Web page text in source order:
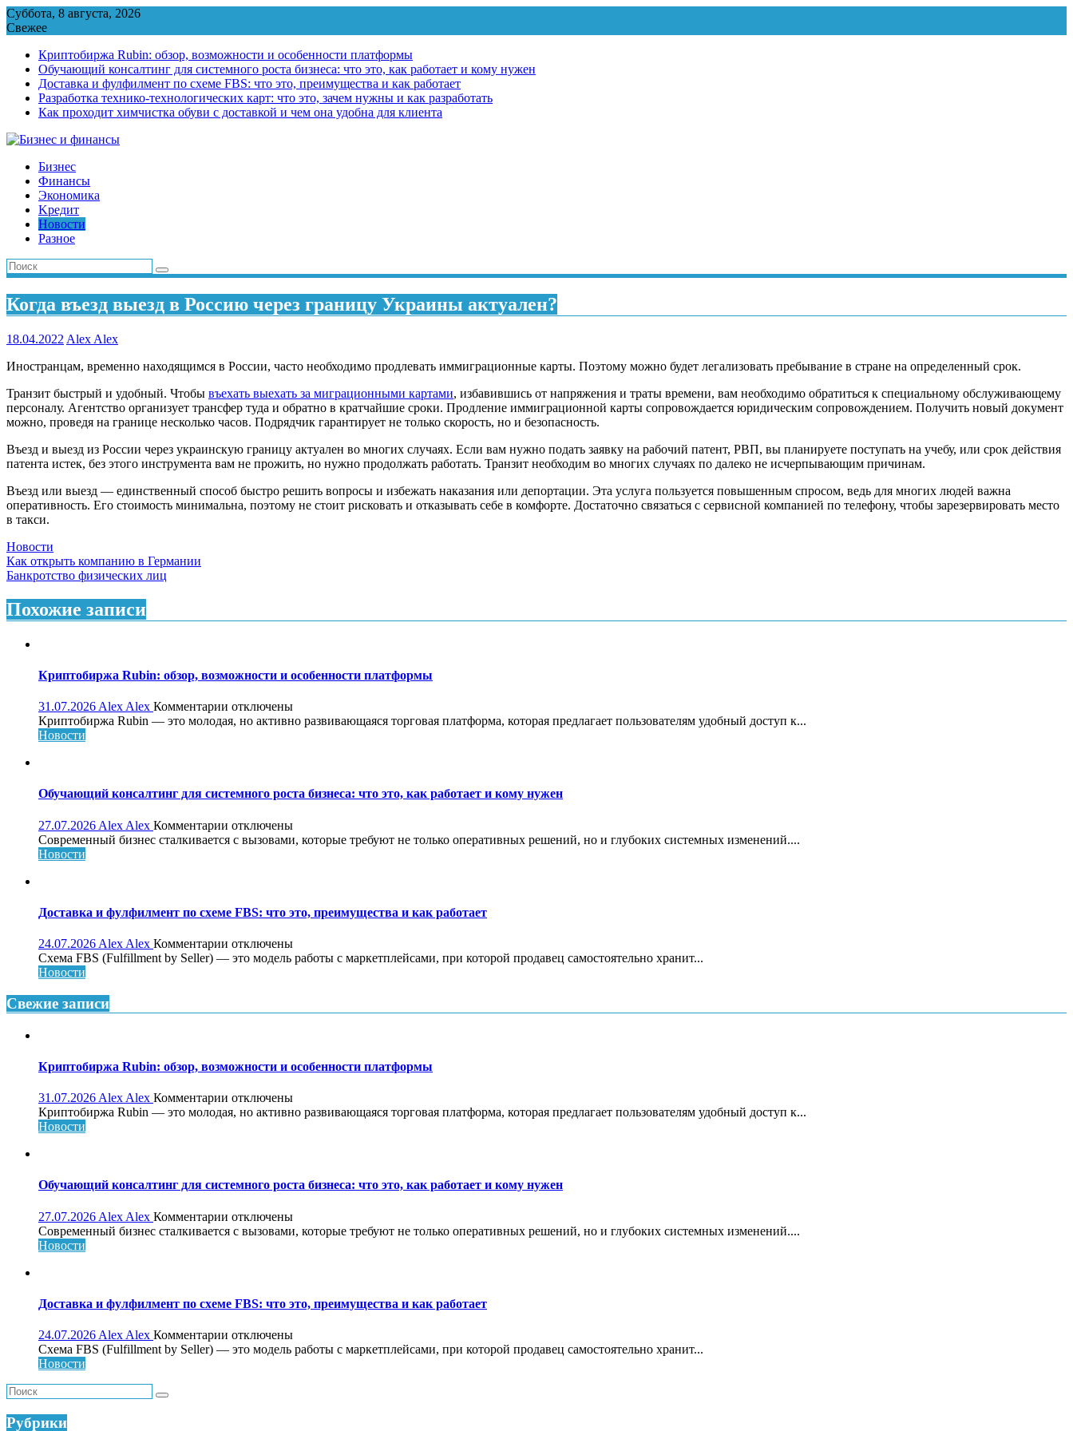
Перейти
к
Суббота, 8 августа, 2026
Свежее
Криптобиржа Rubin: обзор, возможности и особенности платформы
Обучающий консалтинг для системного роста бизнеса: что это, как работает и кому нужен
Доставка и фулфилмент по схеме FBS: что это, преимущества и как работает
Разработка технико-технологических карт: что это, зачем нужны и как разработать
Как проходит химчистка обуви с доставкой и чем она удобна для клиента
Бизнес
Финансы
Экономика
Kредит
Новости
Разное
Когда въезд выезд в Россию через границу Украины актуален?
18.04.2022 Alex Alex
Иностранцам, временно находящимся в России, часто необходимо продлевать иммиграционные карты. Поэтому можно будет легализовать пребывание в стране на определенный срок.
Транзит быстрый и удобный. Чтобы въехать выехать за миграционными картами, избавившись от напряжения и траты времени, вам необходимо обратиться к специальному обслуживающему
персоналу. Агентство организует трансфер туда и обратно в кратчайшие сроки. Продление иммиграционной карты сопровождается юридическим сопровождением. Получить новый документ
можно, проведя на границе несколько часов. Подрядчик гарантирует не только скорость, но и безопасность.
Въезд и выезд из России через украинскую границу актуален во многих случаях. Если вам нужно подать заявку на рабочий патент, РВП, вы планируете поступать на учебу, или срок действия
патента истек, без этого инструмента вам не прожить, но нужно продолжать работать. Транзит необходим во многих случаях по далеко не исчерпывающим причинам.
Въезд или выезд — единственный способ быстро решить вопросы и избежать наказания или депортации. Эта услуга пользуется повышенным спросом, ведь для многих людей важна
оперативность. Его стоимость минимальна, поэтому не стоит рисковать и отказывать себе в комфорте. Достаточно связаться с сервисной компанией по телефону, чтобы зарезервировать место
в такси.
Новости
Навигация
по
записям
Как открыть компанию в Германии
Банкротство физических лиц
Похожие записи
Криптобиржа Rubin: обзор, возможности и особенности платформы
31.07.2026 Alex Alex Комментарии к
записи
и
платформы
отключены
Криптобиржа Rubin — это молодая, но активно развивающаяся торговая платформа, которая предлагает пользователям удобный доступ к...
Новости
Обучающий консалтинг для системного роста бизнеса: что это, как работает и кому нужен
27.07.2026 Alex Alex Комментарии к
записи
роста
что
это,
кому
отключены
Современный бизнес сталкивается с вызовами, которые требуют не только оперативных решений, но и глубоких системных изменений....
Новости
Доставка и фулфилмент по схеме FBS: что это, преимущества и как работает
24.07.2026 Alex Alex Комментарии к
записи
по
это,
и
как
отключены
Схема FBS (Fulfillment by Seller) — это модель работы с маркетплейсами, при которой продавец самостоятельно хранит...
Новости
Свежие записи
Криптобиржа Rubin: обзор, возможности и особенности платформы
31.07.2026 Alex Alex Комментарии к
записи
и
платформы
отключены
Криптобиржа Rubin — это молодая, но активно развивающаяся торговая платформа, которая предлагает пользователям удобный доступ к...
Новости
Обучающий консалтинг для системного роста бизнеса: что это, как работает и кому нужен
27.07.2026 Alex Alex Комментарии к
записи
роста
что
это,
отключены
Современный бизнес сталкивается с вызовами, которые требуют не только оперативных решений, но и глубоких системных изменений....
Новости
Доставка и фулфилмент по схеме FBS: что это, преимущества и как работает
24.07.2026 Alex Alex Комментарии к
записи
отключены
Схема FBS (Fulfillment by Seller) — это модель работы с маркетплейсами, при которой продавец самостоятельно хранит...
Новости
Рубрики